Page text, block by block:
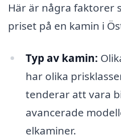
Här är några faktorer
priset på en kamin i
Typ av kamin:
har olika
tenderar att vara
avancerade
elkaminer.